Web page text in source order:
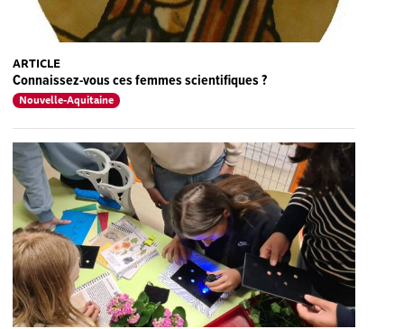
ARTICLE
Connaissez-vous ces femmes scientifiques ?
Nouvelle-Aquitaine